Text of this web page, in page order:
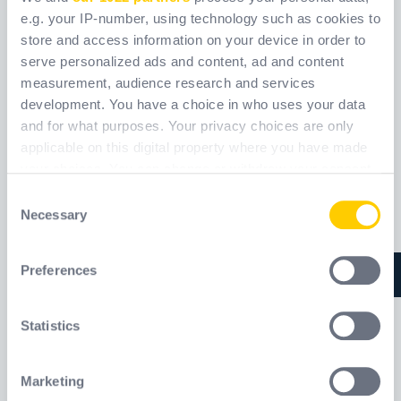
e.g. your IP-number, using technology such as cookies to
store and access information on your device in order to
serve personalized ads and content, ad and content
measurement, audience research and services
development. You have a choice in who uses your data
and for what purposes. Your privacy choices are only
applicable on this digital property where you have made
the Privacy trigger icon.
Collect information about your geographical
meters
Identify your device by actively scanning it for
Find out more about how your personal data is processed
Selection
Necessary
Preferences
Statistics
Marketing
AM022X2
Réf. AM022X2_
ANSI505
Réf. ANSI505_